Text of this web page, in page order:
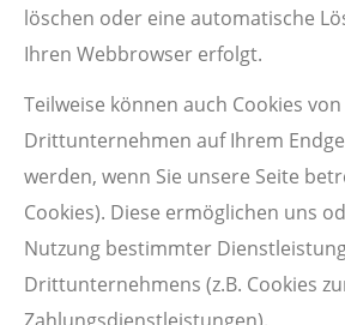
löschen oder eine automatische
Ihren Webbrowser erfolgt.
Teilweise können auch Cookies von
Drittunternehmen auf Ihrem
werden, wenn Sie unsere Seite
Cookies). Diese ermöglichen uns
Nutzung bestimmter
Drittunternehmens (z.B. Cookies